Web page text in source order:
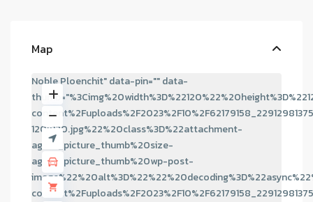
Map
Noble Ploenchit" data-pin="" data-
120x120.jpg%22%20class%3D%22attachment-
agent_picture_thumb%20size-
agent_picture_thumb%20wp-post-